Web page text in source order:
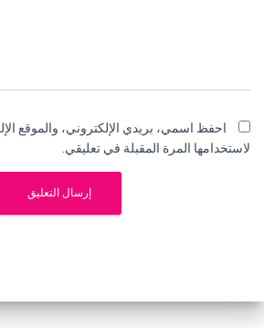
احفظ اسمي، بريدي الإلكتروني، والموقع
لاستخدامها المرة المقبلة في تعليقي.